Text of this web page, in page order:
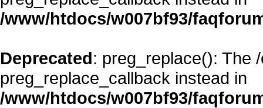
/www/htdocs/w007bf93/
Deprecated: preg_replace(): The
preg_replace_callback instead in
/www/htdocs/w007bf93/